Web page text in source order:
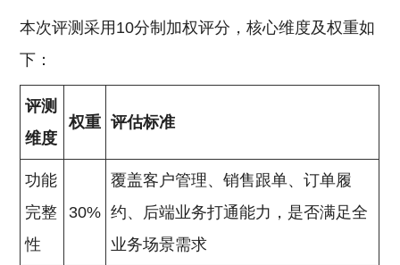
本次评测采用10分制加权评分，核心维度及权重如
下：
评测
维度
权重 评估标准
功能
完整
性
30%
覆盖客户管理、销售跟单、订单履
约、后端业务打通能力，是否满足全
业务场景需求